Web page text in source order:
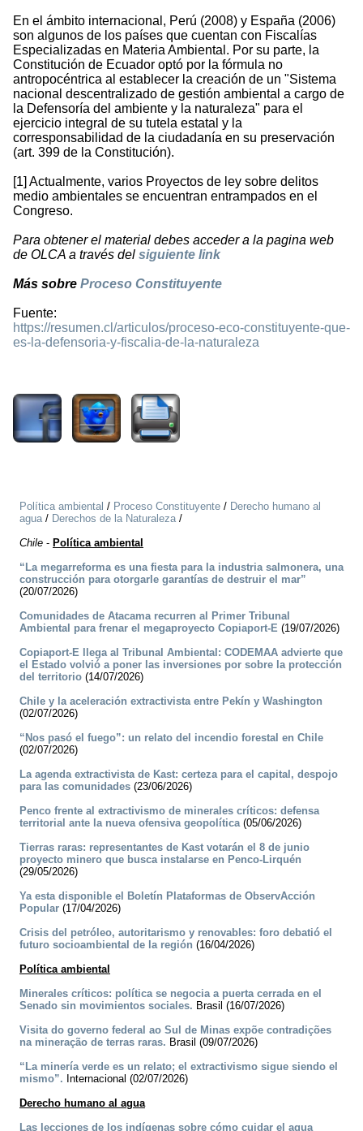
En el ámbito internacional, Perú (2008) y España (2006)
son algunos de los países que cuentan con Fiscalías
Especializadas en Materia Ambiental. Por su parte, la
Constitución de Ecuador optó por la fórmula no
antropocéntrica al establecer la creación de un "Sistema
nacional descentralizado de gestión ambiental a cargo de
la Defensoría del ambiente y la naturaleza" para el
ejercicio integral de su tutela estatal y la
corresponsabilidad de la ciudadanía en su preservación
(art. 399 de la Constitución).
[1] Actualmente, varios Proyectos de ley sobre delitos
medio ambientales se encuentran entrampados en el
Congreso.
Para obtener el material debes acceder a la pagina web
de OLCA a través del siguiente link
Más sobre Proceso Constituyente
Fuente:
https://resumen.cl/articulos/proceso-eco-constituyente-que-
es-la-defensoria-y-fiscalia-de-la-naturaleza
Política ambiental / Proceso Constituyente / Derecho humano al
agua/ Derechos de la Naturaleza/
Chile - Política ambiental
“La megarreforma es una fiesta para la industria salmonera, una
construcción para otorgarle garantías de destruir el mar”
(20/07/2026)
Comunidades de Atacama recurren al Primer Tribunal
Ambiental para frenar el megaproyecto Copiaport-E (19/07/2026)
Copiaport-E llega al Tribunal Ambiental: CODEMAA advierte que
el Estado volvió a poner las inversiones por sobre la protección
del territorio (14/07/2026)
Chile y la aceleración extractivista entre Pekín y Washington
(02/07/2026)
“Nos pasó el fuego”: un relato del incendio forestal en Chile
(02/07/2026)
La agenda extractivista de Kast: certeza para el capital, despojo
para las comunidades (23/06/2026)
Penco frente al extractivismo de minerales críticos: defensa
territorial ante la nueva ofensiva geopolítica(05/06/2026)
Tierras raras: representantes de Kast votarán el 8 de junio
proyecto minero que busca instalarse en Penco-Lirquén
(29/05/2026)
Ya esta disponible el Boletín Plataformas de ObservAcción
Popular (17/04/2026)
Crisis del petróleo, autoritarismo y renovables: foro debatió el
futuro socioambiental de la región (16/04/2026)
Política ambiental
Minerales críticos: política se negocia a puerta cerrada en el
Senado sin movimientos sociales. Brasil (16/07/2026)
Visita do governo federal ao Sul de Minas expõe contradições
na mineração de terras raras. Brasil (09/07/2026)
“La minería verde es un relato; el extractivismo sigue siendo el
mismo”. Internacional (02/07/2026)
Derecho humano al agua
Las lecciones de los indígenas sobre cómo cuidar el agua